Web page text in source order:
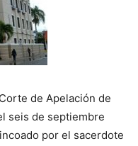
de Apelación de
seis de septiembre
por el sacerdote